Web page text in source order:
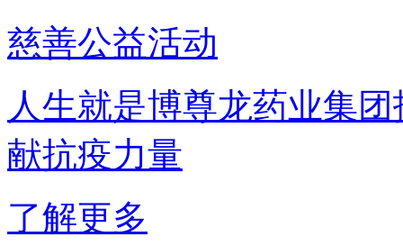
慈善公益活动
人生就是博尊龙药业集团
献抗疫力量
了解更多